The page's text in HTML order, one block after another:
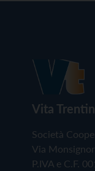
Vita
Società
Via
P.IVA e C.F.